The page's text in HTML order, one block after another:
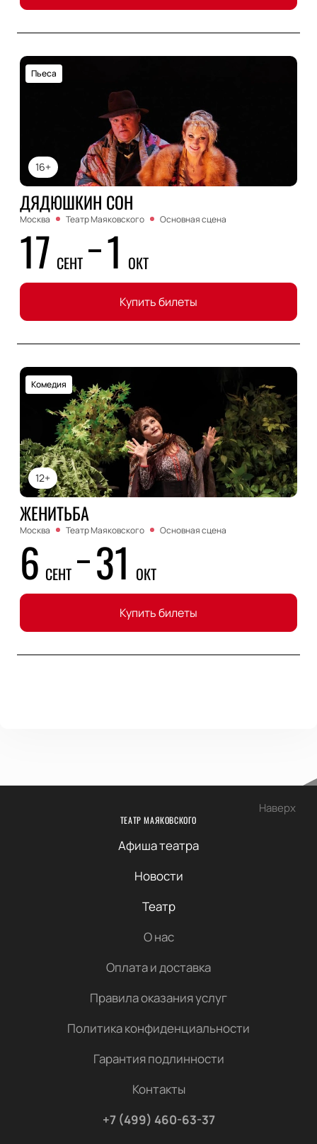
16+
Пьеса
ДЯДЮШКИН СОН
Москва Театр Маяковского Основная сцена
17 СЕНТ 1 ОКТ
Купить билеты
12+
Комедия
ЖЕНИТЬБА
Москва Театр Маяковского Основная сцена
6 СЕНТ 31 ОКТ
Купить билеты
Наверх
ТЕАТР МАЯКОВСКОГО
Афиша театра
Новости
Театр
О нас
Оплата и доставка
Правила оказания услуг
Политика конфиденциальности
Гарантия подлинности
Контакты
+7 (499) 460-63-37